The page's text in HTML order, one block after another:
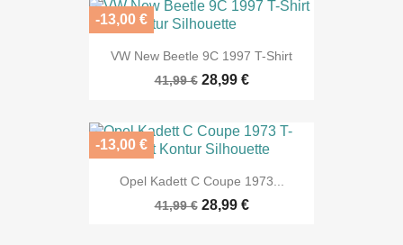
VW New Beetle 9C 1997 T-Shirt
41,99 € 28,99 €
-13,00 €
Opel Kadett C Coupe 1973...
41,99 € 28,99 €
-13,00 €